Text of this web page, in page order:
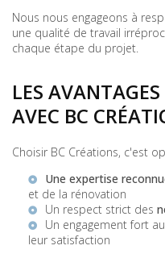
Nous nous engageons à
une qualité de travail
chaque étape du projet.
LES
AVEC BC
Choisir BC Créations, c'est
Une expertise
et de la rénovation
Un respect strict des
Un engagement fort
leur satisfaction